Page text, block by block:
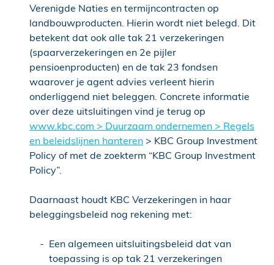
Verenigde Naties en termijncontracten op
landbouwproducten. Hierin wordt niet belegd. Dit
betekent dat ook alle tak 21 verzekeringen
(spaarverzekeringen en 2e pijler
pensioenproducten) en de tak 23 fondsen
waarover je agent advies verleent hierin
onderliggend niet beleggen. Concrete informatie
over deze uitsluitingen vind je terug op
www.kbc.com > Duurzaam ondernemen > Regels
en beleidslijnen hanteren > KBC Group Investment
Policy of met de zoekterm “KBC Group Investment
Policy”.
Daarnaast houdt KBC Verzekeringen in haar
beleggingsbeleid nog rekening met:
Een algemeen uitsluitingsbeleid dat van
toepassing is op tak 21 verzekeringen